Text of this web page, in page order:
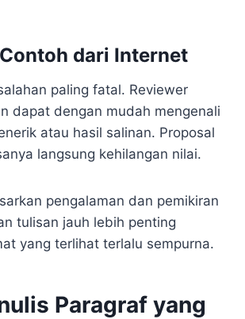
dari Internet
paling fatal. Reviewer
dapat dengan mudah mengenali
atau hasil salinan. Proposal
langsung kehilangan nilai.
pengalaman dan pemikiran
tulisan jauh lebih penting
yang terlihat terlalu sempurna.
Paragraf yang